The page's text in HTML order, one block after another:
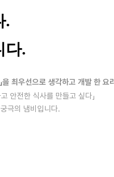
.
다.
최우선으로 생각하고 개발 한 요
안전한 식사를 만들고 싶다」
극의 냄비입니다.